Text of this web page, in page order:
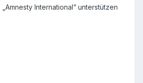
International“ unterstützen